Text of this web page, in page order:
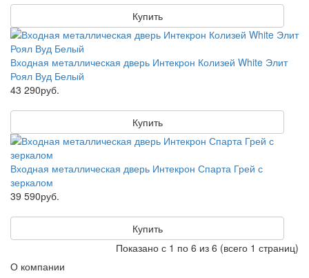
Купить
Входная металлическая дверь Интекрон Колизей White Элит
Роял Вуд Белый
43 290руб.
Купить
Входная металлическая дверь Интекрон Спарта Грей с
зеркалом
39 590руб.
Купить
Показано с 1 по 6 из 6 (всего 1 страниц)
О компании